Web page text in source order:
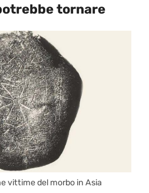
tornare
vittime del morbo in Asia